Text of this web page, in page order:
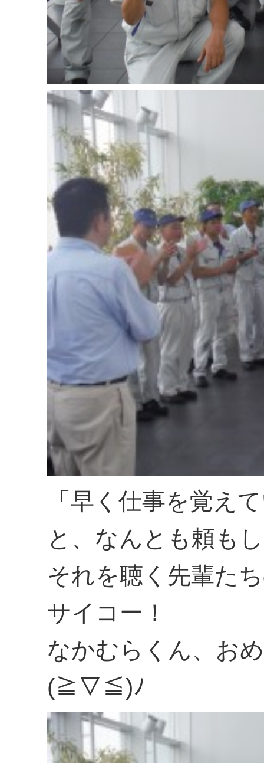
「早く仕事を覚え
と、なんとも頼も
それを聴く先輩た
サイコー！
なかむらくん、お
(≧▽≦)ﾉ